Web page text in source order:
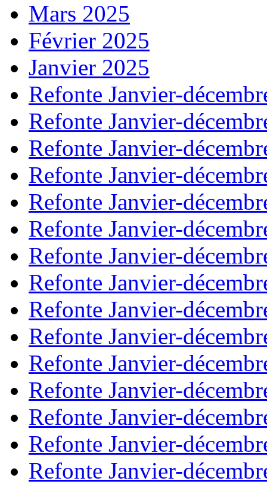
Mars 2025
Février 2025
Janvier 2025
Refonte Janvier-
Refonte Janvier-
Refonte Janvier-
Refonte Janvier-
Refonte Janvier-
Refonte Janvier-
Refonte Janvier-
Refonte Janvier-
Refonte Janvier-
Refonte Janvier-
Refonte Janvier-
Refonte Janvier-
Refonte Janvier-
Refonte Janvier-
Refonte Janvier-